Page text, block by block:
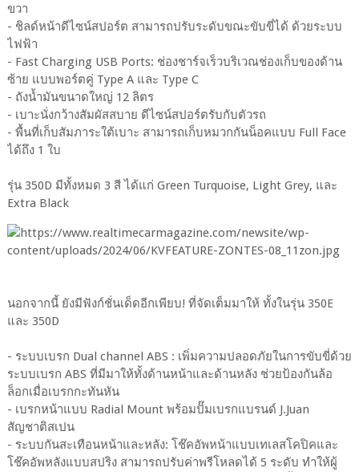
ขวา
- ชิลด์หน้าดีไซน์สปอร์ต สามารถปรับระดับขณะขับขี่ได้ ด้วยระบบ
ไฟฟ้า
- Fast Charging USB Ports: ช่องชาร์จเร็วบริเวณช่องเก็บของด้าน
ซ้าย แบบพอร์ตคู่ Type A และ Type C
- ถังน้ำมันขนาดใหญ่ 12 ลิตร
- เบาะนั่งกว้างสัมผัสสบาย ดีไซน์สปอร์ตรับกับตัวรถ
- พื้นที่เก็บสัมภาระใต้เบาะ สามารถเก็บหมวกกันน็อคแบบ Full Face
ได้ถึง 1 ใบ
รุ่น 350D มีทั้งหมด 3 สี ได้แก่ Green Turquoise, Light Grey, และ
Extra Black
นอกจากนี้ ยังมีฟังก์ชั่นเด็ดอีกเพียบ! ที่จัดเต็มมาให้ ทั้งในรุ่น 350E
และ 350D
- ระบบเบรก Dual channel ABS : เพิ่มความปลอดภัยในการขับขี่ด้วย
ระบบเบรก ABS ที่มีมาให้ทั้งด้านหน้าและด้านหลัง ช่วยป้องกันล้อ
ล็อกเมื่อเบรกกะทันหัน
- เบรกหน้าแบบ Radial Mount พร้อมปั๊มเบรกแบรนด์ J.Juan
สัญชาติสเปน
- ระบบกันสะเทือนหน้าและหลัง: โช๊คอัพหน้าแบบเทเลสโคปิคและ
โช๊คอัพหลังแบบสปริง สามารถปรับค่าพรีโหลดได้ 5 ระดับ ทำให้ผู้